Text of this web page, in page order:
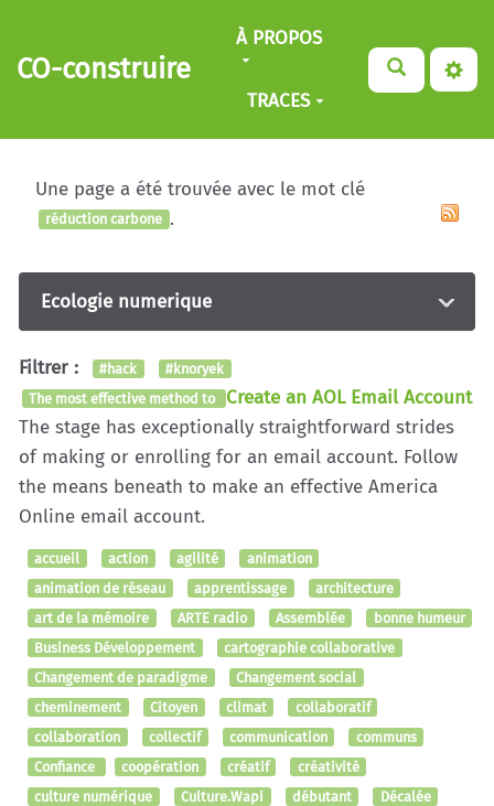
Aller au contenu principal
CO-construire
À PROPOS
TRACES
Une page a été trouvée avec le mot clé
réduction carbone .
Ecologie numerique
Filtrer : #hack
#knoryek
The most effective method to Create an AOL Email Account
The stage has exceptionally straightforward strides
of making or enrolling for an email account. Follow
the means beneath to make an effective America
Online email account.
accueil action agilité
animation
animation de réseau
apprentissage
architecture
art de la mémoire
ARTE radio Assemblée
bonne humeur
Business Développement
cartographie collaborative
Changement de paradigme
Changement social
cheminement
Citoyen climat
collaboratif
collaboration
collectif communication
communs
Confiance
coopération créatif
créativité
culture numérique
Culture.Wapi débutant
Décalée